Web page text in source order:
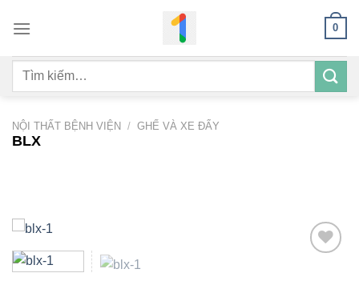
qua
dung
0
Tìm
NỘI THẤT BỆNH VIỆN / GHẾ VÀ XE ĐẨY
BLX